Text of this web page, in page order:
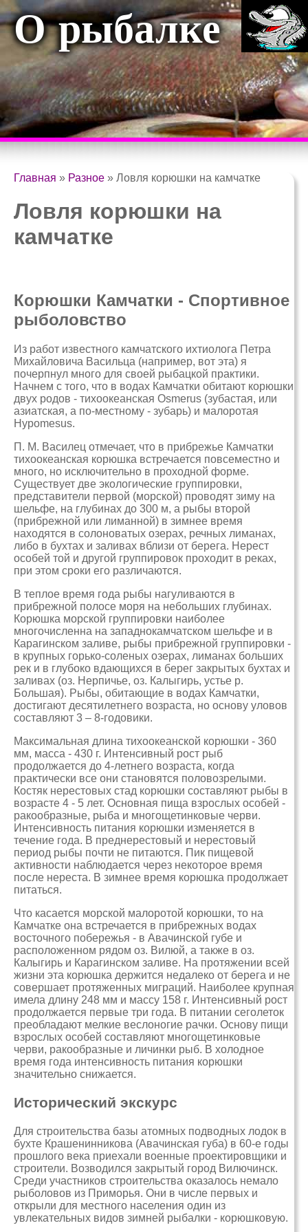
О рыбалке
Главная » Разное » Ловля корюшки на камчатке
Ловля корюшки на
камчатке
Корюшки Камчатки - Спортивное
рыболовство
Из работ известного камчатского ихтиолога Петра
Михайловича Васильца (например, вот эта) я
почерпнул много для своей рыбацкой практики.
Начнем с того, что в водах Камчатки обитают корюшки
двух родов - тихоокеанская Osmerus (зубастая, или
азиатская, а по-местному - зубарь) и малоротая
Hypomesus.
П. М. Василец отмечает, что в прибрежье Камчатки
тихоокеанская корюшка встречается повсеместно и
много, но исключительно в проходной форме.
Существует две экологические группировки,
представители первой (морской) проводят зиму на
шельфе, на глубинах до 300 м, а рыбы второй
(прибрежной или лиманной) в зимнее время
находятся в солоноватых озерах, речных лиманах,
либо в бухтах и заливах вблизи от берега. Нерест
особей той и другой группировок проходит в реках,
при этом сроки его различаются.
В теплое время года рыбы нагуливаются в
прибрежной полосе моря на небольших глубинах.
Корюшка морской группировки наиболее
многочисленна на западнокамчатском шельфе и в
Карагинском заливе, рыбы прибрежной группировки -
в крупных горько-соленых озерах, лиманах больших
рек и в глубоко вдающихся в берег закрытых бухтах и
заливах (оз. Нерпичье, оз. Калыгирь, устье р.
Большая). Рыбы, обитающие в водах Камчатки,
достигают десятилетнего возраста, но основу уловов
составляют 3 – 8-годовики.
Максимальная длина тихоокеанской корюшки - 360
мм, масса - 430 г. Интенсивный рост рыб
продолжается до 4-летнего возраста, когда
практически все они становятся половозрелыми.
Костяк нерестовых стад корюшки составляют рыбы в
возрасте 4 - 5 лет. Основная пища взрослых особей -
ракообразные, рыба и многощетинковые черви.
Интенсивность питания корюшки изменяется в
течение года. В преднерестовый и нерестовый
период рыбы почти не питаются. Пик пищевой
активности наблюдается через некоторое время
после нереста. В зимнее время корюшка продолжает
питаться.
Что касается морской малоротой корюшки, то на
Камчатке она встречается в прибрежных водах
восточного побережья - в Авачинской губе и
расположенном рядом оз. Вилюй, а также в оз.
Калыгирь и Карагинском заливе. На протяжении всей
жизни эта корюшка держится недалеко от берега и не
совершает протяженных миграций. Наиболее крупная
имела длину 248 мм и массу 158 г. Интенсивный рост
продолжается первые три года. В питании сеголеток
преобладают мелкие веслоногие рачки. Основу пищи
взрослых особей составляют многощетинковые
черви, ракообразные и личинки рыб. В холодное
время года интенсивность питания корюшки
значительно снижается.
Исторический экскурс
Для строительства базы атомных подводных лодок в
бухте Крашенинникова (Авачинская губа) в 60-е годы
прошлого века приехали военные проектировщики и
строители. Возводился закрытый город Вилючинск.
Среди участников строительства оказалось немало
рыболовов из Приморья. Они в числе первых и
открыли для местного населения один из
увлекательных видов зимней рыбалки - корюшковую.